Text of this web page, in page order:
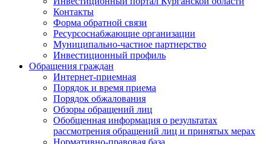
Контакты
Форма обратной связи
Ресурсоснабжающие организации
Муниципально-частное партнерство
Инвестиционный профиль
Обращения граждан
Интернет-приемная
Порядок и время приема
Порядок обжалования
Обзоры обращений лиц
Обобщенная информация о результатах
рассмотрения обращений лиц и принятых мерах
Нормативно-правовая база